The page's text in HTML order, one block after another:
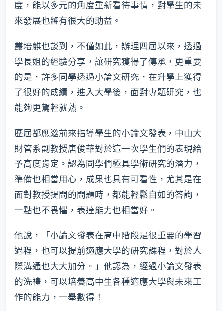
度，能以多元的角度重新看待事情，對學生的未
來發展也將有很大的助益。
叢培麒也談到，不僅如此，辦理四屆以來，透過
學長姐的經驗分享，讓研究獲得了傳承，更重要
的是，許多同學透過小論文研究，在升學上獲得
了很好的成績，進入大學後，面對專題研究，也
能夠更駕輕就熟。
歷屆都應邀前來指導學生的小論文發表，中山大
財管系副教授唐俊華對於這一次學生們的表現給
予高度肯定。認為同學們極具學術研究的潛力，
準備也相當用心，成果也具有可看性，尤其是在
面對教授提問的問題時，都能輕鬆自如的答詢，
一點也不畏懼，表達能力也相當好。
他說，「小論文發表在高中階段是很重要的學習
過程，也可以提前適應大學的研究課程，對於人
際溝通也大大加分。」他認為，經過小論文發表
的洗禮，可以培養高中生各種適應大學與未來工
作的能力，一舉數得！